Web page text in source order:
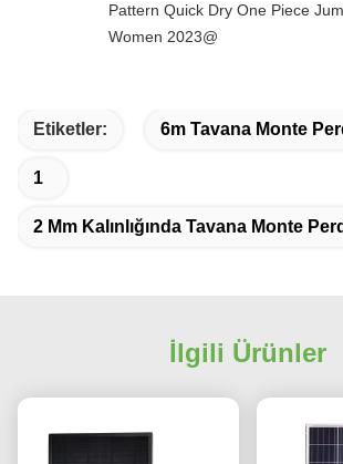
Pattern Quick Dry One Piece
Women 2023@
Etiketler: 6m Tavana Monte
1
2 Mm Kalınlığında Tavana Monte
İlgili Ürünler